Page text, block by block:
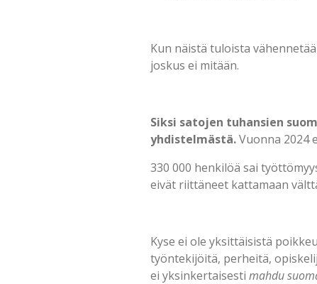
Kun näistä tuloista
joskus ei mitään.
Siksi satojen tuhansien
yhdistelmästä.Vuonna 2024
330 000 henkilöä sai
eivät riittäneet kattamaan
Kyse ei ole yksittäisistä
työntekijöitä, perheitä,
ei yksinkertaisesti mahdu